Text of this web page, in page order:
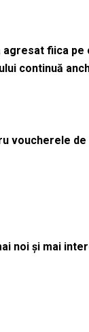
agresat fiica pe
continuă
voucherele
noi și mai